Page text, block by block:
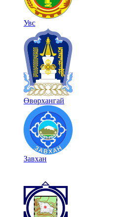
Увс
Өвөрхангай
Завхан